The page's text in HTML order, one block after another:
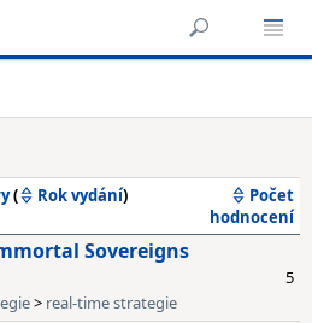
( Rok vydání)
Počet
hodnocení
Sovereigns
> real-time strategie
5